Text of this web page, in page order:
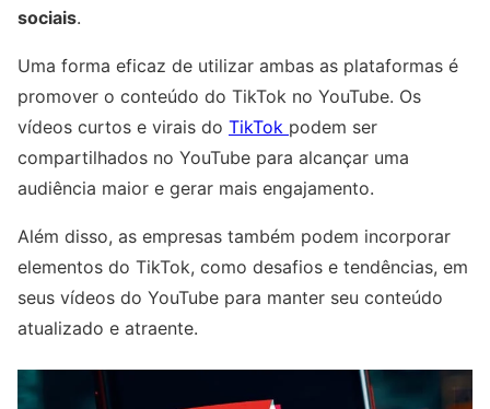
sociais.
Uma forma eficaz de utilizar ambas as plataformas é
promover o conteúdo do TikTok no YouTube. Os
vídeos curtos e virais do TikTok podem ser
compartilhados no YouTube para alcançar uma
audiência maior e gerar mais engajamento.
Além disso, as empresas também podem incorporar
elementos do TikTok, como desafios e tendências, em
seus vídeos do YouTube para manter seu conteúdo
atualizado e atraente.